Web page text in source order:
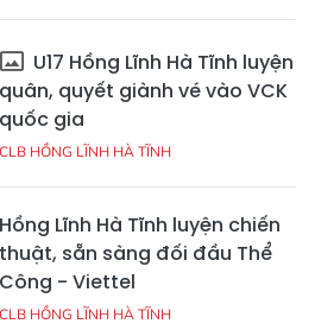
U17 Hồng Lĩnh Hà Tĩnh luyện
quân, quyết giành vé vào VCK
quốc gia
CLB HỒNG LĨNH HÀ TĨNH
Hồng Lĩnh Hà Tĩnh luyện chiến
thuật, sẵn sàng đối đầu Thể
Công - Viettel
CLB HỒNG LĨNH HÀ TĨNH